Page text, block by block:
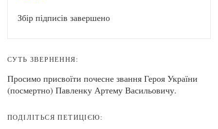
Збір підписів завершено
СУТЬ ЗВЕРНЕННЯ:
Просимо присвоїти почесне звання Героя України
(посмертно) Павленку Артему Васильовичу.
ПОДІЛІТЬСЯ ПЕТИЦІЄЮ: